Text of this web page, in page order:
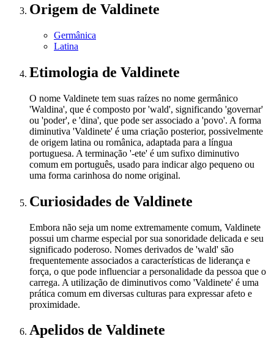
Origem de Valdinete
Germânica
Latina
Etimologia de Valdinete
O nome Valdinete tem suas raízes no nome germânico
'Waldina', que é composto por 'wald', significando 'governar'
ou 'poder', e 'dina', que pode ser associado a 'povo'. A forma
diminutiva 'Valdinete' é uma criação posterior, possivelmente
de origem latina ou românica, adaptada para a língua
portuguesa. A terminação '-ete' é um sufixo diminutivo
comum em português, usado para indicar algo pequeno ou
uma forma carinhosa do nome original.
Curiosidades de Valdinete
Embora não seja um nome extremamente comum, Valdinete
possui um charme especial por sua sonoridade delicada e seu
significado poderoso. Nomes derivados de 'wald' são
frequentemente associados a características de liderança e
força, o que pode influenciar a personalidade da pessoa que o
carrega. A utilização de diminutivos como 'Valdinete' é uma
prática comum em diversas culturas para expressar afeto e
proximidade.
Apelidos de Valdinete